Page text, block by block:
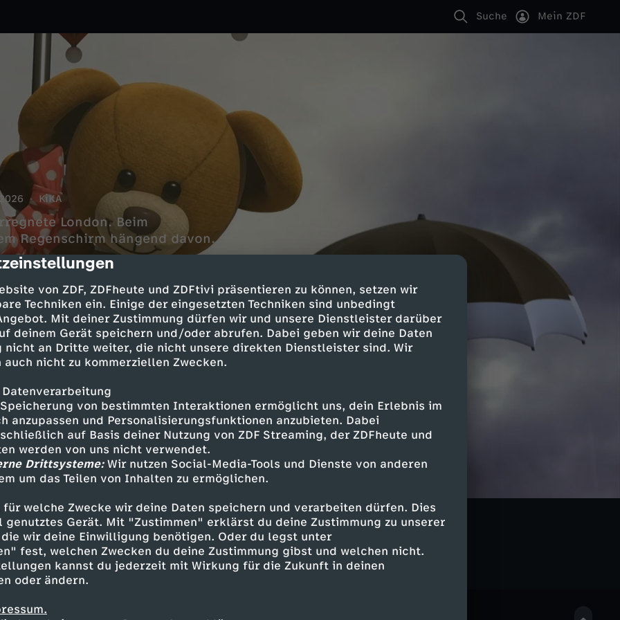
von ZDF, ZDFheute und ZDFtivi präsentieren zu können, setzen wir
Techniken ein. Einige der eingesetzten Techniken sind unbedingt
Mit deiner Zustimmung dürfen wir und unsere Dienstleister darüber
deinem Gerät speichern und/oder abrufen. Dabei geben wir deine Daten
nicht an Dritte weiter, die nicht unsere direkten Dienstleister sind. Wir
nicht zu kommerziellen Zwecken.
von bestimmten Interaktionen ermöglicht uns, dein Erlebnis im
anzupassen und Personalisierungsfunktionen anzubieten. Dabei
auf Basis deiner Nutzung von ZDF Streaming, der ZDFheute und
werden von uns nicht verwendet.
Drittsysteme:Wir nutzen Social-Media-Tools und Dienste von anderen
um das Teilen von Inhalten zu ermöglichen.
für welche Zwecke wir deine Daten speichern und verarbeiten dürfen. Dies
Gerät. Mit "Zustimmen" erklärst du deine Zustimmung zu unserer
wir deine Einwilligung benötigen. Oder du legst unter
fest, welchen Zwecken du deine Zustimmung gibst und welchen nicht.
kannst du jederzeit mit Wirkung für die Zukunft in deinen
oder ändern.
Suche Mein ZDF
2026 KiKA
London. Beim
Regenschirm hängend davon.
entdecken
Animation fröhlich Untertitel Super Wings